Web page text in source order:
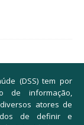
(DSS) tem por
de informação,
atores de
de definir e